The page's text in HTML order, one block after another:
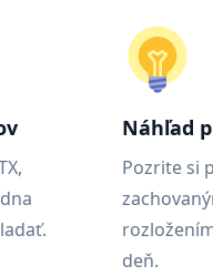
Náhľad
Pozrite si
deň.